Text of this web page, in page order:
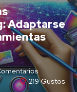
Adaptarse
219 Gustos